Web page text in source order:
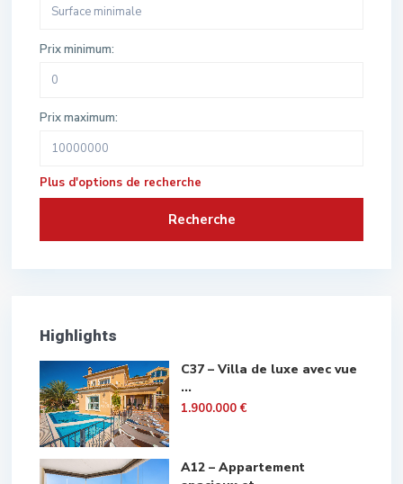
Prix minimum:
Prix maximum:
Plus d'options de recherche
Recherche
Highlights
C37 – Villa de luxe avec vue
...
1.900.000 €
A12 – Appartement